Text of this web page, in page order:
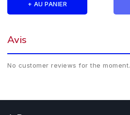
+ AU PANIER
Avis
No customer reviews for the moment.